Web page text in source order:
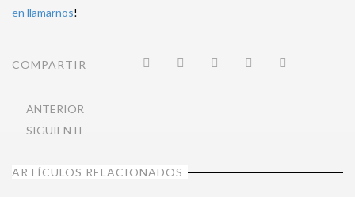
en llamarnos!
COMPARTIR
ANTERIOR
SIGUIENTE
ARTÍCULOS RELACIONADOS